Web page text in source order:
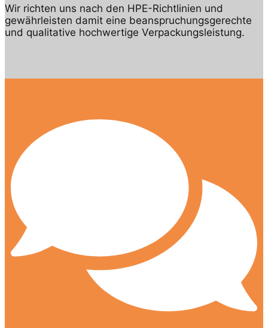
Wir richten uns nach den HPE-Richtlinien und
gewährleisten damit eine beanspruchungsgerechte
und qualitative hochwertige Verpackungsleistung.